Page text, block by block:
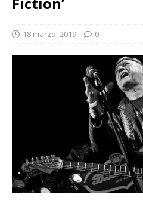
18 marzo, 2019 0